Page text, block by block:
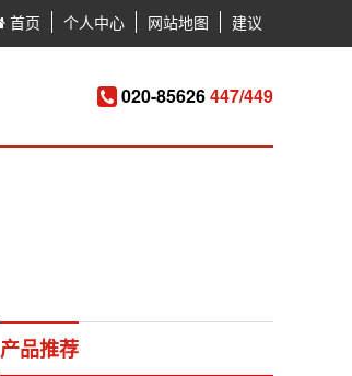
首页 个人中心 网站地图 建议
020-85626447/449
产品推荐